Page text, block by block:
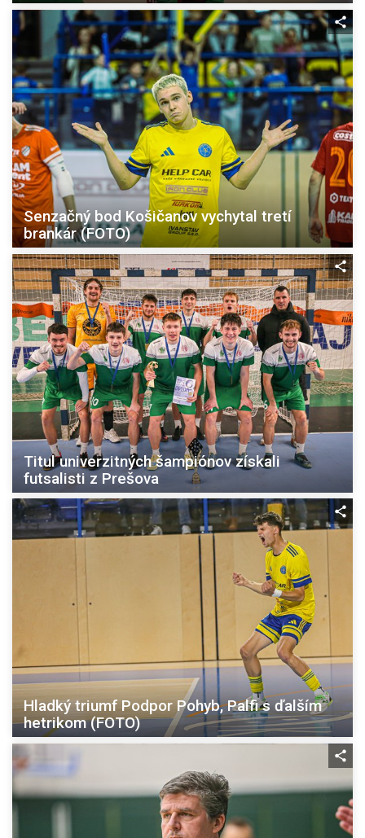
Senzačný bod Košičanov vychytal tretí
brankár (FOTO)
Titul univerzitných šampiónov získali
futsalisti z Prešova
Hladký triumf Podpor Pohyb, Palfi s ďalším
hetrikom (FOTO)